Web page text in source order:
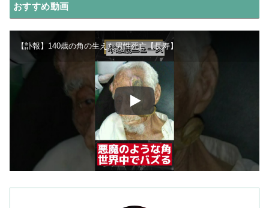
おすすめ動画
【訃報】140歳の角の生えた男性死亡【長寿】